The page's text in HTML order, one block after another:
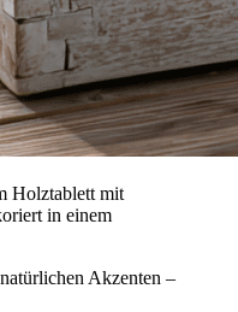
Holztablett mit
in einem
Akzenten –